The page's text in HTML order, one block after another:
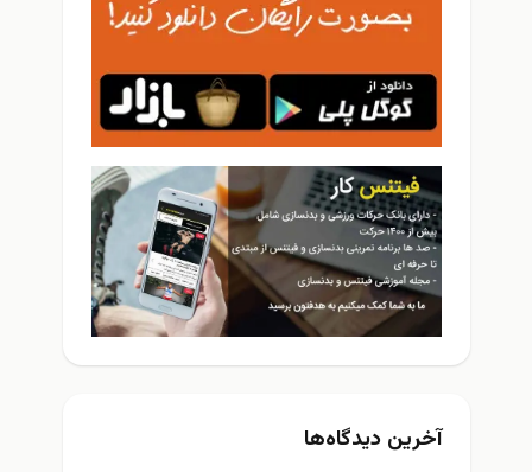
آخرین دیدگاه‌ها